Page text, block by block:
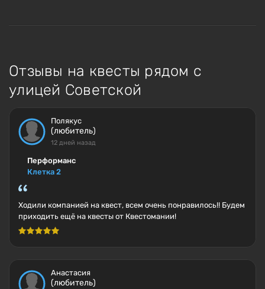
Отзывы на квесты рядом с
улицей Советской
Полякус
(любитель)
12 дней назад
Перформанс
Клетка 2
Ходили компанией на квест, всем очень понравилось!! Будем
приходить ещё на квесты от Квестомании!
Анастасия
(любитель)